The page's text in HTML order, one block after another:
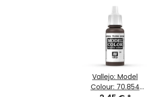
Vallejo: Model
Colour: 70.854